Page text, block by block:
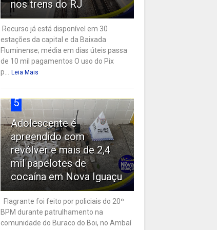
nos trens do RJ
Recurso já está disponível em 30
estações da capital e da Baixada
Fluminense; média em dias úteis passa
de 10 mil pagamentos O uso do Pix
p...
Leia Mais
5
Adolescente é
apreendido com
revólver e mais de 2,4
mil papelotes de
cocaína em Nova Iguaçu
Flagrante foi feito por policiais do 20º
BPM durante patrulhamento na
comunidade do Buraco do Boi, no Ambaí